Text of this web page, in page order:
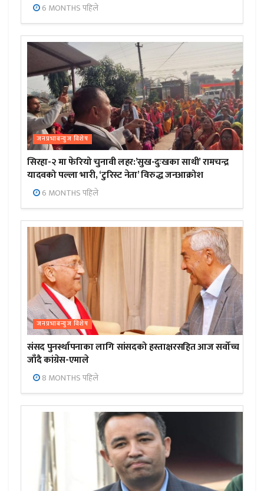
6 MONTHS पहिले
जनप्रभाबन्युज विशेष
सिरहा-२ मा फेरियो चुनावी लहर:’सुख-दुःखका साथी’ रामचन्द्र
यादवको पल्ला भारी, ‘टुरिस्ट नेता’ विरुद्ध जनआक्रोश
6 MONTHS पहिले
जनप्रभाबन्युज विशेष
संसद पुनर्स्थापनाका लागि सांसदको हस्ताक्षरसहित आज सर्वोच्च
जाँदै कांग्रेस-एमाले
8 MONTHS पहिले